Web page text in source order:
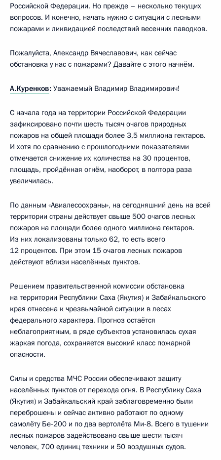
Российской Федерации. Но прежде – несколько текущих
вопросов. И конечно, начать нужно с ситуации с лесными
пожарами и ликвидацией последствий весенних паводков.
Пожалуйста, Александр Вячеславович, как сейчас
обстановка у нас с пожарами? Давайте с этого начнём.
А.Куренков: Уважаемый Владимир Владимирович!
С начала года на территории Российской Федерации
зафиксировано почти шесть тысяч очагов природных
пожаров на общей площади более 3,5 миллиона гектаров.
И хотя по сравнению с прошлогодними показателями
отмечается снижение их количества на 30 процентов,
площадь, пройдённая огнём, наоборот, в полтора раза
увеличилась.
По данным «Авиалесоохраны», на сегодняшний день на всей
территории страны действует свыше 500 очагов лесных
пожаров на площади более одного миллиона гектаров.
Из них локализованы только 62, то есть всего
12 процентов. При этом 15 очагов лесных пожаров
действуют вблизи населённых пунктов.
Решением правительственной комиссии обстановка
на территории Республики Саха (Якутия) и Забайкальского
края отнесена к чрезвычайной ситуации в лесах
федерального характера. Прогноз остаётся
неблагоприятным, в ряде субъектов установилась сухая
жаркая погода, сохраняется высокий класс пожарной
опасности.
Силы и средства МЧС России обеспечивают защиту
населённых пунктов от перехода огня. В Республику Саха
(Якутия) и Забайкальский край заблаговременно были
переброшены и сейчас активно работают по одному
самолёту Бе-200 и по два вертолёта Ми-8. Всего в тушении
лесных пожаров задействовано свыше шести тысяч
человек, 700 единиц техники и 50 воздушных судов.